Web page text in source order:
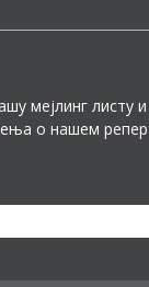
мејлинг листу
о нашем